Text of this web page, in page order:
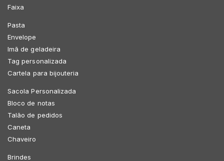
Faixa
Pasta
Envelope
Imã de geladeira
Tag personalizada
Cartela para bijouteria
Sacola Personalizada
Bloco de notas
Talão de pedidos
Caneta
Chaveiro
Brindes